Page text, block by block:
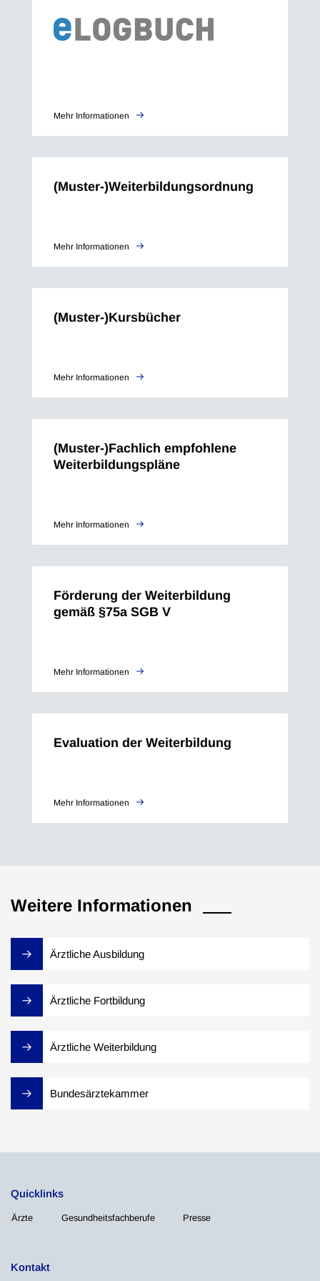
Mehr Informationen
(Muster-)Weiterbildungsordnung
Mehr Informationen
(Muster-)Kursbücher
Mehr Informationen
(Muster-)Fachlich empfohlene
Weiterbildungspläne
Mehr Informationen
Förderung der Weiterbildung
gemäß §75a SGB V
Mehr Informationen
Evaluation der Weiterbildung
Mehr Informationen
Weitere Informationen
Ärztliche Ausbildung
Ärztliche Fortbildung
Ärztliche Weiterbildung
Bundesärztekammer
Quicklinks
Ärzte Gesundheitsfachberufe Presse
Kontakt